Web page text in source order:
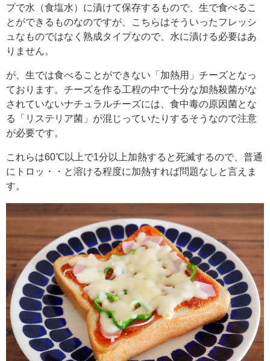
プで水（食塩水）に漬けて保存するもので、生で食べるこ
とができるものなのですが、こちらはそういったフレッシ
ュなものではなく熟成タイプなので、水に漬ける必要はあ
りません。
が、生では食べることができない「加熱用」チーズとなっ
ております。チーズを作る工程の中で十分な加熱殺菌がな
されていないナチュラルチーズには、食中毒の原因菌とな
る「リステリア菌」が混じっていたりするそうなので注意
が必要です。
これらは60℃以上で1分以上加熱すると死滅するので、普通
にトロッ・・と溶ける程度に加熱すれば問題なしと言えま
す。